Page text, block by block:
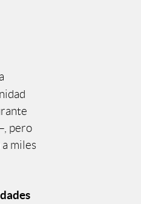
pero
miles